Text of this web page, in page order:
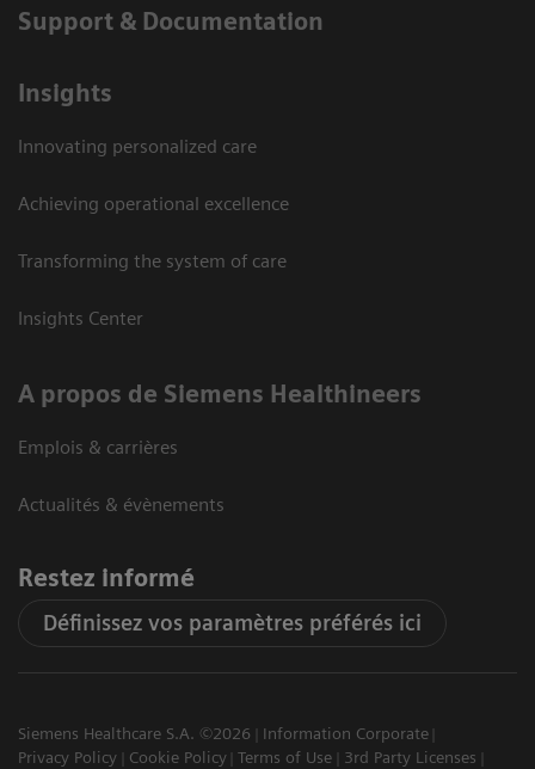
Support & Documentation
Insights
Innovating personalized care
Achieving operational excellence
Transforming the system of care
Insights Center
A propos de Siemens Healthineers
Emplois & carrières
Actualités & évènements
Restez informé
Définissez vos paramètres préférés ici
Siemens Healthcare S.A. ©2026
Information Corporate
Privacy Policy
Cookie Policy Terms of Use
3rd Party Licenses